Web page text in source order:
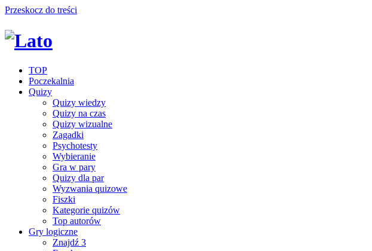
Przeskocz do treści
TOP
Poczekalnia
Quizy
Quizy wiedzy
Quizy na czas
Quizy wizualne
Zagadki
Psychotesty
Wybieranie
Gra w pary
Quizy dla par
Wyzwania quizowe
Fiszki
Kategorie quizów
Top autorów
Gry logiczne
Znajdź 3